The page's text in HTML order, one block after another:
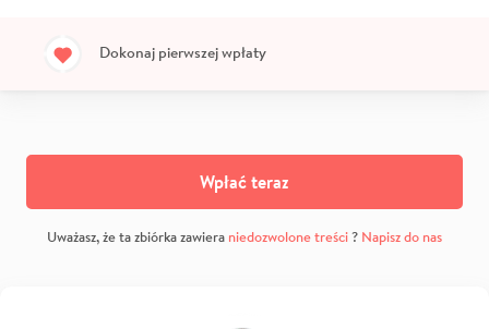
Dokonaj pierwszej wpłaty
Wpłać teraz
Uważasz, że ta zbiórka zawiera niedozwolone treści? Napisz do nas